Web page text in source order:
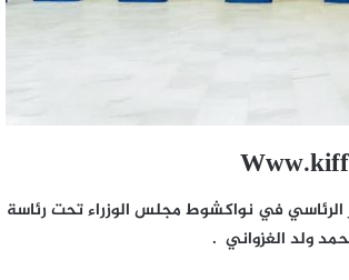
الرئاسي في نواكشوط مجلس الوزراء تحت رئاسة
ولد الغزواني .